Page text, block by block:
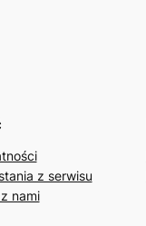
z serwisu
nami